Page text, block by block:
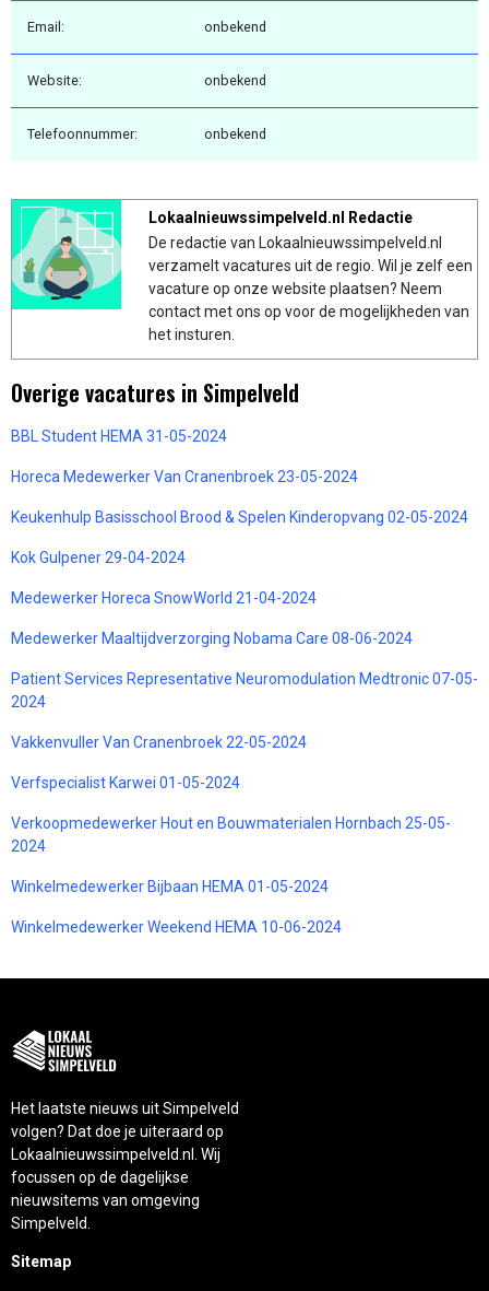
Email: onbekend
Website: onbekend
Telefoonnummer: onbekend
Lokaalnieuwssimpelveld.nl Redactie
De redactie van Lokaalnieuwssimpelveld.nl
verzamelt vacatures uit de regio. Wil je zelf een
vacature op onze website plaatsen? Neem
contact met ons op voor de mogelijkheden van
het insturen.
Overige vacatures in Simpelveld
BBL Student HEMA 31-05-2024
Horeca Medewerker Van Cranenbroek 23-05-2024
Keukenhulp Basisschool Brood & Spelen Kinderopvang 02-05-2024
Kok Gulpener 29-04-2024
Medewerker Horeca SnowWorld 21-04-2024
Medewerker Maaltijdverzorging Nobama Care 08-06-2024
Patient Services Representative Neuromodulation Medtronic 07-05-
2024
Vakkenvuller Van Cranenbroek 22-05-2024
Verfspecialist Karwei 01-05-2024
Verkoopmedewerker Hout en Bouwmaterialen Hornbach 25-05-
2024
Winkelmedewerker Bijbaan HEMA 01-05-2024
Winkelmedewerker Weekend HEMA 10-06-2024
Het laatste nieuws uit Simpelveld
volgen? Dat doe je uiteraard op
Lokaalnieuwssimpelveld.nl. Wij
focussen op de dagelijkse
nieuwsitems van omgeving
Simpelveld.
Sitemap